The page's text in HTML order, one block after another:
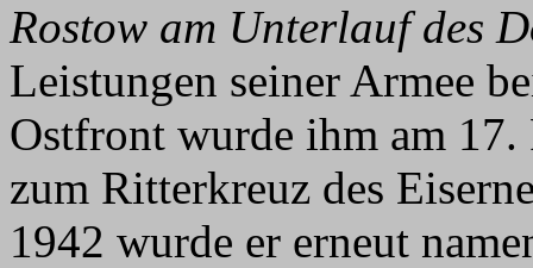
Rostow am Unterlauf des
Leistungen seiner Armee
Ostfront wurde ihm am 17.
zum Ritterkreuz des
1942 wurde er erneut